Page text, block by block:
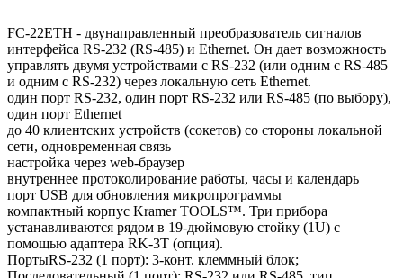
FC-22ETH - двунаправленный преобразователь сигналов
интерфейса RS-232 (RS-485) и Ethernet. Он дает возможность
управлять двумя устройствами с RS-232 (или одним с RS-485
и одним с RS-232) через локальную сеть Ethernet.
один порт RS-232, один порт RS-232 или RS-485 (по выбору),
один порт Ethernet
до 40 клиентских устройств (сокетов) со стороны локальной
сети, одновременная связь
настройка через web-браузер
внутреннее протоколирование работы, часы и календарь
порт USB для обновления микропрограммы
компактный корпус Kramer TOOLS™. Три прибора
устанавливаются рядом в 19-дюймовую стойку (1U) с
помощью адаптера RK-3T (опция).
ПортыRS-232 (1 порт): 3-конт. клеммный блок;